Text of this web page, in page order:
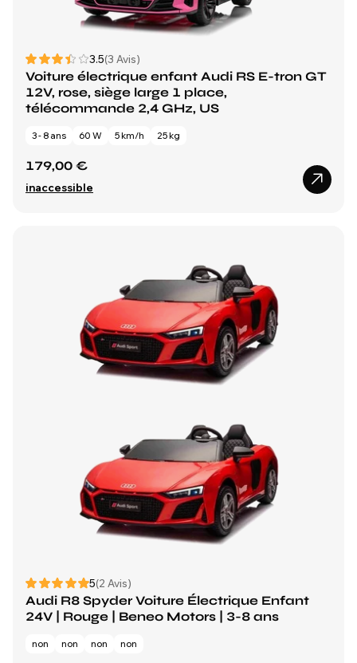
3.5(3 Avis)
Voiture électrique enfant Audi RS E-tron GT
12V, rose, siège large 1 place,
télécommande 2,4 GHz, US
3 - 8 ans 60 W 5 km/h 25 kg
179,00 €
inaccessible
5(2 Avis)
Audi R8 Spyder Voiture Électrique Enfant
24V | Rouge | Beneo Motors | 3-8 ans
non non non non